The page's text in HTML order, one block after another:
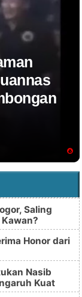
Saling
Honor dari
Nasib
Kuat